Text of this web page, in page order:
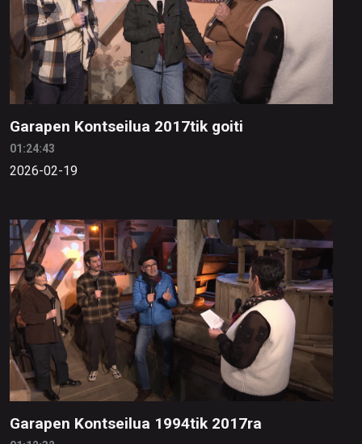
Garapen Kontseilua 2017tik goiti
01:24:43
2026-02-19
Garapen Kontseilua 1994tik 2017ra